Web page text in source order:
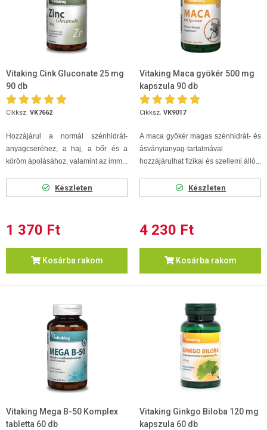
Vitaking Cink Gluconate 25 mg
90 db
Cikksz. VK7662
Hozzájárul a normál szénhidrát-
anyagcseréhez, a haj, a bőr és a
köröm ápolásához, valamint az imm...
Készleten
1 370 Ft
Kosárba rakom
Vitaking Maca gyökér 500 mg
kapszula 90 db
Cikksz. VK9017
A maca gyökér magas szénhidrát- és
ásványianyag-tartalmával
hozzájárulhat fizikai és szellemi álló...
Készleten
4 230 Ft
Kosárba rakom
Vitaking Mega B-50 Komplex
tabletta 60 db
Vitaking Ginkgo Biloba 120 mg
kapszula 60 db